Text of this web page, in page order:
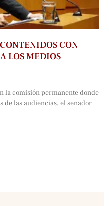
CON
LOS MEDIOS
la comisión permanente donde
de las audiencias, el senador